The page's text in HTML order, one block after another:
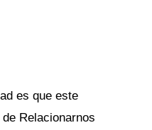
es que este
Relacionarnos